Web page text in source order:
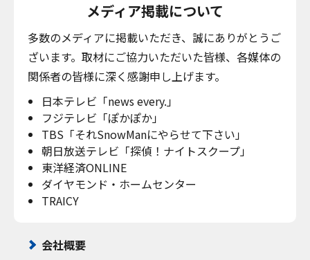
メディア掲載について
多数のメディアに掲載いただき、誠にありがとうご
ざいます。取材にご協力いただいた皆様、各媒体の
関係者の皆様に深く感謝申し上げます。
日本テレビ「news every.」
フジテレビ「ぽかぽか」
TBS「それSnowManにやらせて下さい」
朝日放送テレビ「探偵！ナイトスクープ」
東洋経済ONLINE
ダイヤモンド・ホームセンター
TRAICY
会社概要